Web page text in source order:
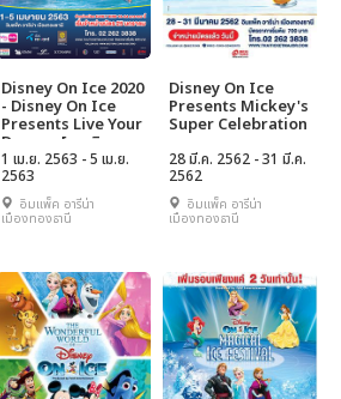
Disney On Ice 2020
- Disney On Ice
Presents Live Your
Dreams[ยกเลิกการ
เเสดง]
1 เม.ย. 2563 - 5 เม.ย.
2563
อิมแพ็ค อารีน่า
เมืองทองธานี
Disney On Ice
Presents Mickey's
Super Celebration
28 มี.ค. 2562 - 31 มี.ค.
2562
อิมแพ็ค อารีน่า
เมืองทองธานี